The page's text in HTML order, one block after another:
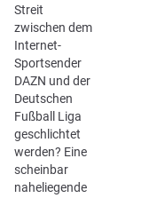
Streit
zwischen dem
Internet-
Sportsender
DAZN und der
Deutschen
Fußball Liga
geschlichtet
werden? Eine
scheinbar
naheliegende